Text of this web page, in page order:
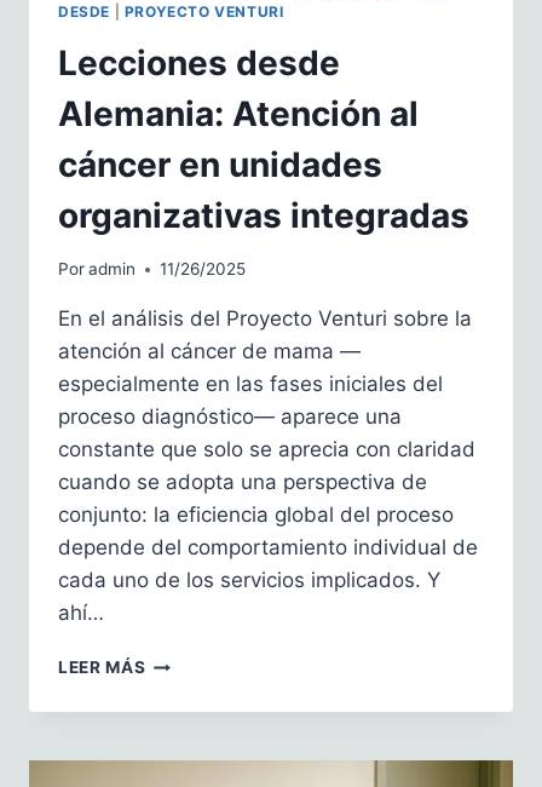
DESDE
PROYECTO VENTURI
Lecciones desde
Alemania: Atención al
cáncer en unidades
organizativas integradas
Poradmin 11/26/2025
En el análisis del Proyecto Venturi sobre la
atención al cáncer de mama —
especialmente en las fases iniciales del
proceso diagnóstico— aparece una
constante que solo se aprecia con claridad
cuando se adopta una perspectiva de
conjunto: la eficiencia global del proceso
depende del comportamiento individual de
cada uno de los servicios implicados. Y
ahí…
LEER MÁS LECCIONES
ALEMANIA:
AL